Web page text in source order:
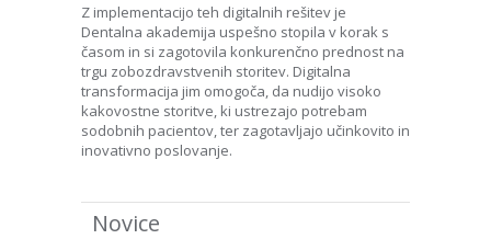
Z implementacijo teh digitalnih rešitev je
Dentalna akademija uspešno stopila v korak s
časom in si zagotovila konkurenčno prednost na
trgu zobozdravstvenih storitev. Digitalna
transformacija jim omogoča, da nudijo visoko
kakovostne storitve, ki ustrezajo potrebam
sodobnih pacientov, ter zagotavljajo učinkovito in
inovativno poslovanje.
Novice